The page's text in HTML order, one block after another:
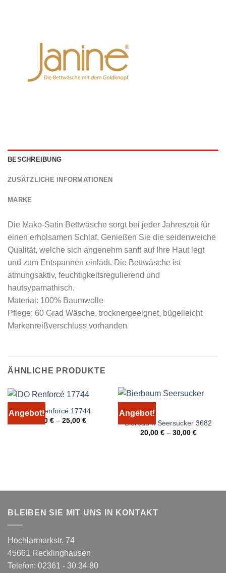
BESCHREIBUNG
ZUSÄTZLICHE INFORMATIONEN
MARKE
Die Mako-Satin Bettwäsche sorgt bei jeder Jahreszeit für
einen erholsamen Schlaf. Genießen Sie die seidenweiche
Qualität, welche sich angenehm sanft auf Ihre Haut legt
und zum Entspannen einlädt. Die Bettwäsche ist
atmungsaktiv, feuchtigkeitsregulierend und
hautsypamathisch.
Material: 100% Baumwolle
Pflege: 60 Grad Wäsche, trocknergeeignet, bügelleicht
Markenreißverschluss vorhanden
ÄHNLICHE PRODUKTE
Angebot!
IDO Renforcé 17744
15,00 €– 25,00 €
Angebot!
Bierbaum Seersucker 3682
20,00 €– 30,00 €
BLEIBEN SIE MIT UNS IN KONTAKT
Hochlarmarkstr. 74
45661 Recklinghausen
Telefon: 02361 - 30 34 80